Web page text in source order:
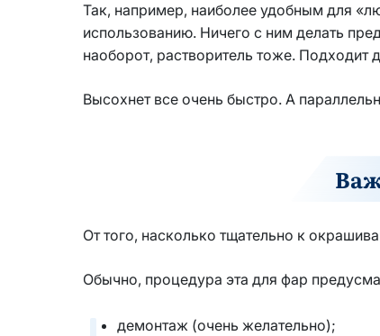
Так, например, наиболее удобным для
использованию. Ничего с ним делать
наоборот, растворитель тоже. Подходит
Высохнет все очень быстро. А
От того, насколько тщательно к
Обычно, процедура эта для фар
демонтаж (очень желательно);